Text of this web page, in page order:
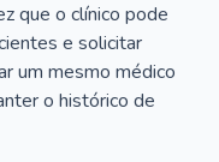
que o clínico pode
e solicitar
um mesmo médico
o histórico de